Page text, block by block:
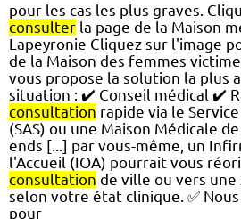
pour les cas les plus graves.
consulter la page de la Maison
Lapeyronie Cliquez sur l'image
de la Maison des femmes
vous propose la solution la plus
situation : ✔️ Conseil médical ✔️
consultation rapide via le Service
(SAS) ou une Maison Médicale
ends [...] par vous-même, un
l'Accueil (IOA) pourrait vous
consultation de ville ou vers
selon votre état clinique. ✅
pour